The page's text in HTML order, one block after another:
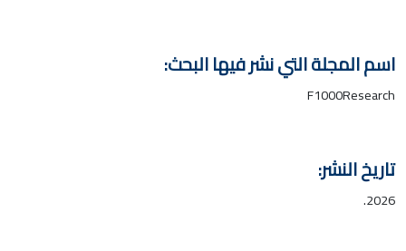
اسم المجلة التي نشر فيها البحث:
F1000Research
تاريخ النشر:
2026.